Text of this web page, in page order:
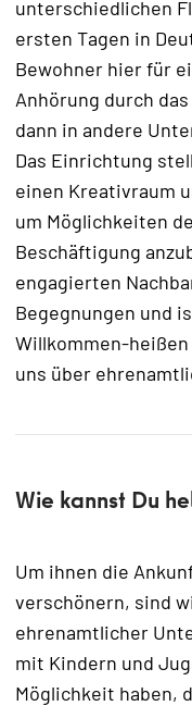
unterschiedlichen
ersten Tagen in
Bewohner hier für
Anhörung durch
dann in andere
Das Einrichtung
einen Kreativraum
um Möglichkeiten
Beschäftigung
engagierten
Begegnungen und
Willkommen-
uns über
Wie kannst Du
Um ihnen die
verschönern, sind
ehrenamtlicher
mit Kindern und
Möglichkeit haben,